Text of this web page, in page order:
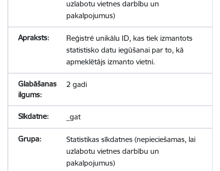
uzlabotu vietnes darbību un
pakalpojumus)
Reģistrē unikālu ID, kas tiek izmantots
statistisko datu iegūšanai par to, kā
apmeklētājs izmanto vietni.
2 gadi
_gat
Statistikas sīkdatnes (nepieciešamas, lai
uzlabotu vietnes darbību un
pakalpojumus)